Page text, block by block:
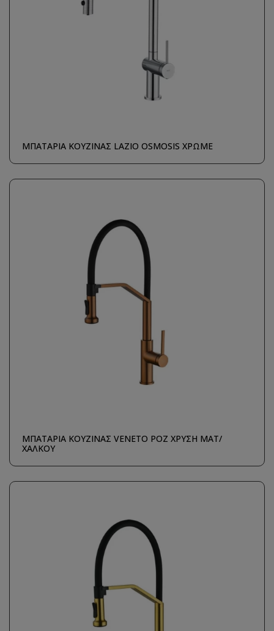
ΜΠΑΤΑΡΙΑ ΚΟΥΖΙΝΑΣ LAZIO OSMOSIS ΧΡΩΜΕ
ΜΠΑΤΑΡΙΑ ΚΟΥΖΙΝΑΣ VENETO ΡΟΖ ΧΡΥΣΗ ΜΑΤ/
ΧΑΛΚΟΥ